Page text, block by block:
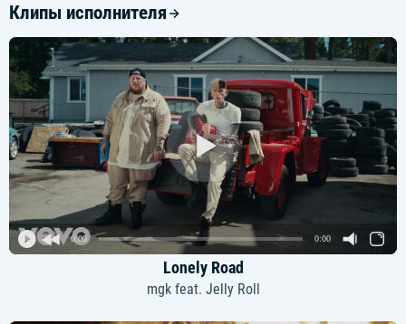
Клипы исполнителя
0:00 0:00
Lonely Road
mgk feat. Jelly Roll